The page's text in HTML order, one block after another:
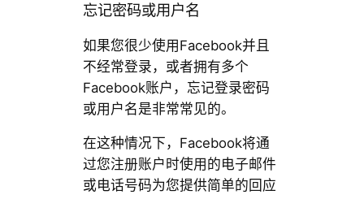
忘记密码或用户名
如果您很少使用Facebook并且
不经常登录，或者拥有多个
Facebook账户，忘记登录密码
或用户名是非常常见的。
在这种情况下，Facebook将通
过您注册账户时使用的电子邮件
或电话号码为您提供简单的回应